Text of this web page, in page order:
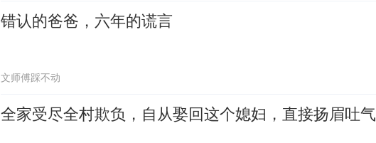
错认的爸爸，六年的谎言
文师傅踩不动
全家受尽全村欺负，自从娶回这个媳妇，直接扬眉吐气